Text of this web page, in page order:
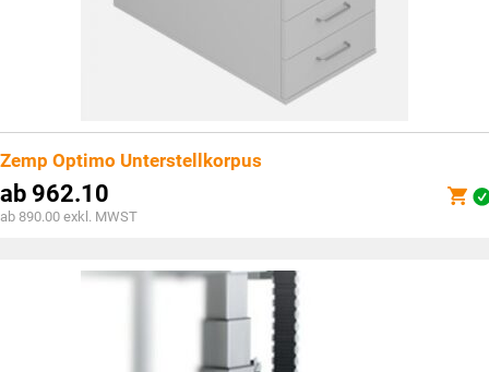
Zemp Optimo Unterstellkorpus
ab 962.10
ab 890.00 exkl. MWST